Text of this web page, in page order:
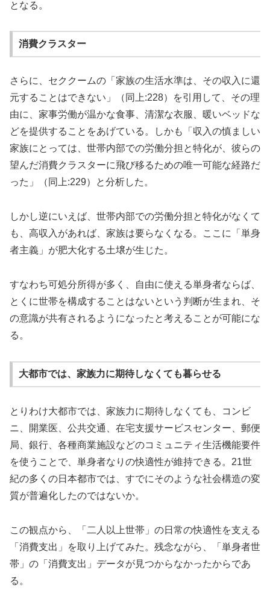
となる。
消費クラスター
さらに、セククームの「家族の生活水準は、その収入に還
元することはできない」（同上:228）を引用して、その理
由に、家事労働が温かな食事、清潔な衣服、暖いベッドな
どを提供することをあげている。しかも「収入の慎ましい
家族にとっては、世帯内部での労働分担と特化が、彼らの
望んだ消費クラスターに飛び移るための唯一可能な経路だ
った」（同上:229）と分析した。
しかし逆にいえば、世帯内部での労働分担と特化がなくて
も、高収入があれば、家族は要らなくなる。ここに「単身
者主義」が肥大化する土壌が生じた。
すなわち可処分所得が多く、自由に使える単身者ならば、
とくに世帯を構成することはないという判断が生まれ、そ
の意識が共有されるようになったと考えることが可能にな
る。
大都市では、家族力に期待しなくても暮らせる
とりわけ大都市では、家族力に期待しなくても、コンビ
ニ、開業医、公共交通、在宅支援サービスセンター、郵便
局、銀行、各種商業施設などのコミュニティ生活機能要件
を使うことで、単身者なりの快適性が維持できる。21世
紀の多くの日本都市では、すでにそのような社会構造の変
質が普遍化したのではないか。
この観点から、「二人以上世帯」の日常の快適性を支える
「消費支出」を取り上げてみた。残念ながら、「単身者世
帯」の「消費支出」データが見つからなかったからであ
る。